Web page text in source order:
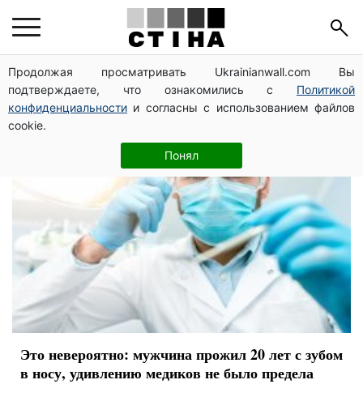
Продолжая просматривать Ukrainianwall.com Вы
подтверждаете, что ознакомились с Политикой
конфиденциальности и согласны с использованием файлов
cookie.
Понял
медики
Это невероятно: мужчина прожил 20 лет с зубом
в носу, удивлению медиков не было предела